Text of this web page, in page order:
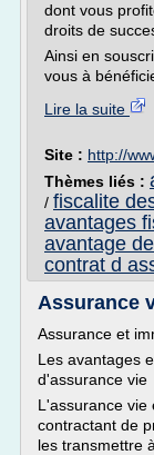
dont vous
droits de
Ainsi en
vous à
Lire la suite
Site : http://
Thèmes liés :
/ fiscalite
avantages
avantage
contrat d
Assurance
Assurance et
Les avantages
d'assurance vie
L'assurance vie
contractant de
les transmettre